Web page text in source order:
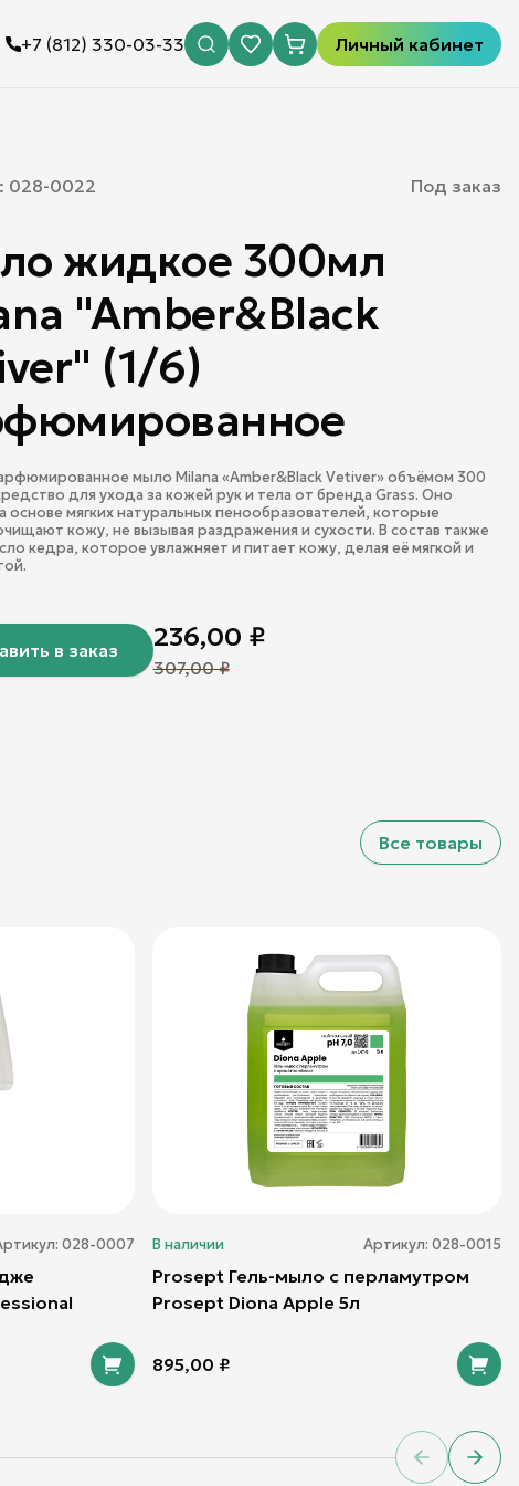
+7 (812) 330-03-33 Личный кабинет
028-0022 Под заказ
жидкое 300мл
"Amber&Black
(1/6)
мыло Milana «Amber&Black Vetiver» объёмом 300
для ухода за кожей рук и тела от бренда Grass. Оно
основе мягких натуральных пенообразователей, которые
кожу, не вызывая раздражения и сухости. В состав также
кедра, которое увлажняет и питает кожу, делая её мягкой и
в заказ 236,00 ₽
307,00₽
Все товары
028-0007 В наличии Артикул: 028-0015
Prosept Гель-мыло с перламутром
Prosept Diona Apple 5л
895,00 ₽
Previous
Next